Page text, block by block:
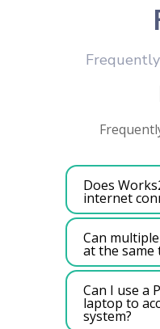
Does
internet
Can
at the same
Can I use a
laptop to
system?